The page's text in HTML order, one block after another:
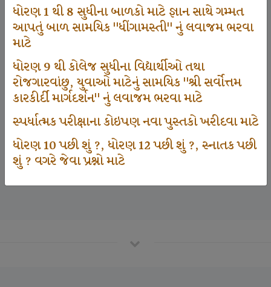
ધોરણ 1 થી 8 સુધીના બાળકો માટે જ્ઞાન સાથે ગમ્મત
આપતું બાળ સામયિક "ધીંગામસ્તી" નું લવાજમ ભરવા
માટે
ધોરણ 9 થી કોલેજ સુધીના વિદ્યાર્થીઓ તથા
રોજગારવાંછુ, યુવાઓ માટેનું સામયિક "શ્રી સર્વોત્તમ
કારકીર્દી માર્ગદર્શન" નું લવાજમ ભરવા માટે
સ્પર્ધાત્મક પરીક્ષાના કોઇપણ નવા પુસ્તકો ખરીદવા માટે
ધોરણ 10 પછી શું ?, ધોરણ 12 પછી શું ?, સ્નાતક પછી
શું ? વગરે જેવા પ્રશ્નો માટે
1000
Participate School In GKIQ
125000